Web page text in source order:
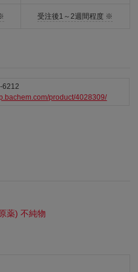
受注後1～2週間程度 ※
6212
product/4028309/
薬) 不純物